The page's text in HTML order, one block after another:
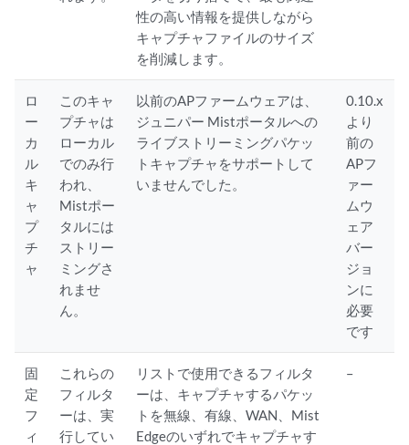
性の高い情報を提供しながら
キャプチャファイルのサイズ
を削減します。
ロ
ー
カ
ル
キ
ャ
プ
チ
ャ
このキャ
プチャは
ローカル
でのみ行
われ、
Mistポー
タルには
ストリー
ミングさ
れませ
ん。
以前のAPファームウェアは、
ジュニパー Mistポータルへの
ライブストリーミングパケッ
トキャプチャをサポートして
いませんでした。
0.10.x
より
前の
APフ
ァー
ムウ
ェア
バー
ジョ
ンに
必要
です
固
定
フ
ィ
これらの
フィルタ
ーは、実
行してい
リストで使用できるフィルタ
ーは、キャプチャするパケッ
トを無線、有線、WAN、Mist
Edgeのいずれでキャプチャす
–